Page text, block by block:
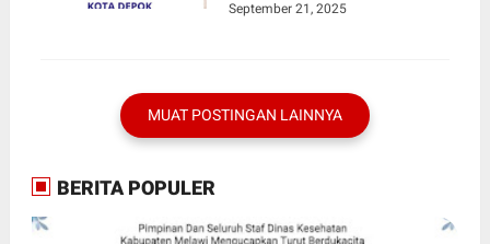
Sebesar 2,9 Miliar
September 21, 2025
MUAT POSTINGAN LAINNYA
BERITA POPULER